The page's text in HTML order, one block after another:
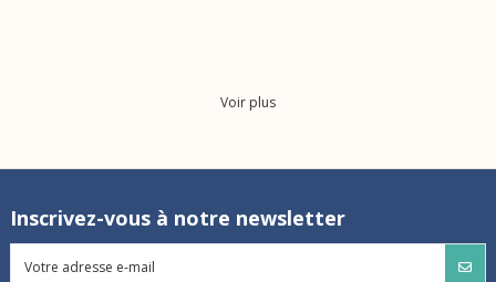
Voir plus
Inscrivez-vous à notre newsletter